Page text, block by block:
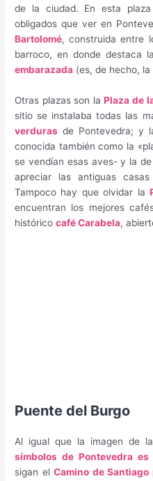
de la ciudad. En esta
obligados que ver en
Bartolomé, construida entre
barroco, en donde destaca
embarazada (es, de hecho,
Otras plazas son laPlaza de
sitio se instalaba todas las
verduras de Pontevedra; y
conocida también como la
se vendían esas aves- y la de
apreciar las antiguas
Tampoco hay que olvidar la
encuentran los mejores
históricocafé Carabela,
Puente del Burgo
Al igual que la imagen de
símbolos de Pontevedra
sigan elCamino de